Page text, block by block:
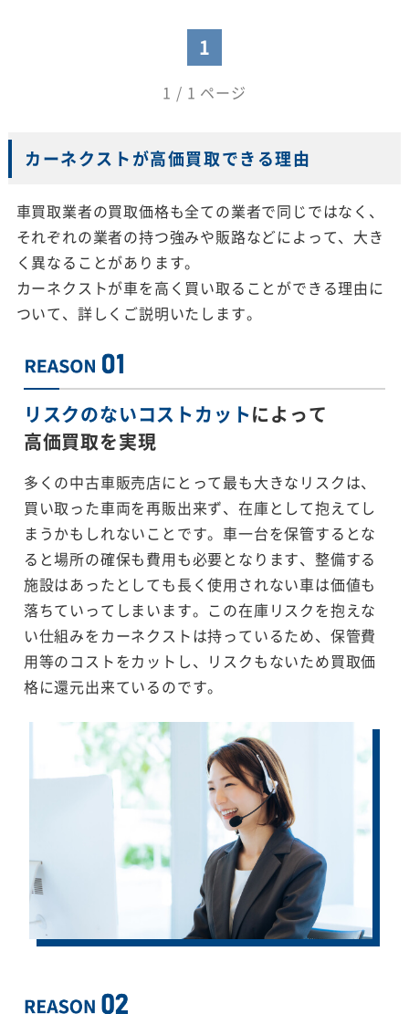
1
1 / 1 ページ
カーネクストが高価買取できる理由
車買取業者の買取価格も全ての業者で同じではなく、
それぞれの業者の持つ強みや販路などによって、大き
く異なることがあります。
カーネクストが車を高く買い取ることができる理由に
ついて、詳しくご説明いたします。
リスクのないコストカットによって
高価買取を実現
多くの中古車販売店にとって最も大きなリスクは、
買い取った車両を再販出来ず、在庫として抱えてし
まうかもしれないことです。車一台を保管するとな
ると場所の確保も費用も必要となります、整備する
施設はあったとしても長く使用されない車は価値も
落ちていってしまいます。この在庫リスクを抱えな
い仕組みをカーネクストは持っているため、保管費
用等のコストをカットし、リスクもないため買取価
格に還元出来ているのです。